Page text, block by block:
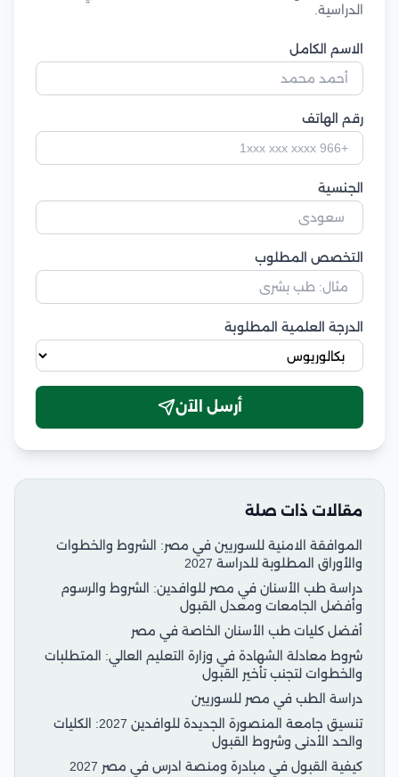
الدراسية.
الاسم الكامل
رقم الهاتف
الجنسية
التخصص المطلوب
الدرجة العلمية المطلوبة
أرسل الآن
مقالات ذات صلة
الموافقة الامنية للسوريين في مصر: الشروط والخطوات
والأوراق المطلوبة للدراسة 2027
دراسة طب الأسنان في مصر للوافدين: الشروط والرسوم
وأفضل الجامعات ومعدل القبول
أفضل كليات طب الأسنان الخاصة في مصر
شروط معادلة الشهادة في وزارة التعليم العالي: المتطلبات
والخطوات لتجنب تأخير القبول
دراسة الطب في مصر للسوريين
تنسيق جامعة المنصورة الجديدة للوافدين 2027: الكليات
والحد الأدنى وشروط القبول
كيفية القبول في مبادرة ومنصة ادرس في مصر 2027